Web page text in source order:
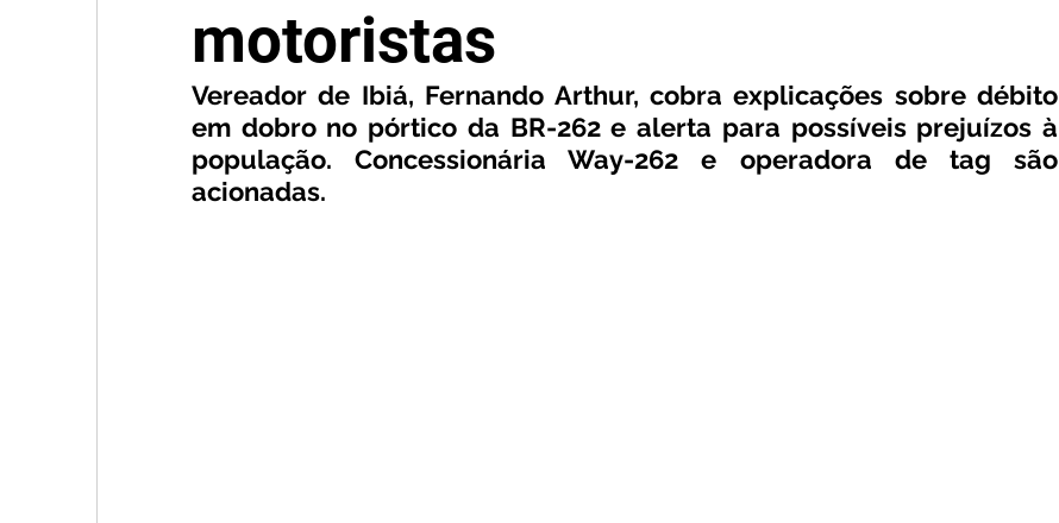
motoristas
Vereador de Ibiá, Fernando Arthur, cobra explicações sobre débito
em dobro no pórtico da BR-262 e alerta para possíveis prejuízos à
população. Concessionária Way-262 e operadora de tag são
acionadas.